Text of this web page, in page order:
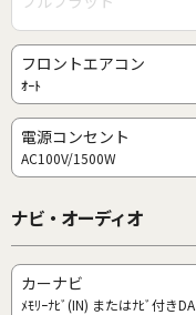
フロントエアコン
ｵｰﾄ
電源コンセント
AC100V/1500W
ナビ・オーディオ
カーナビ
ﾒﾓﾘｰﾅﾋﾞ(IN) またはﾅﾋﾞ付きDA